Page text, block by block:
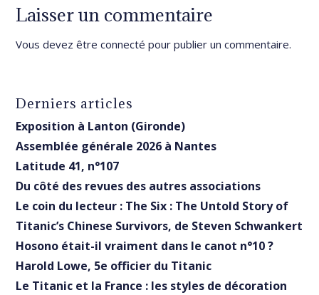
Laisser un commentaire
Vous devez êtreconnecté pour publier un commentaire.
Derniers articles
Exposition à Lanton (Gironde)
Assemblée générale 2026 à Nantes
Latitude 41, n°107
Du côté des revues des autres associations
Le coin du lecteur : The Six : The Untold Story of
Titanic’s Chinese Survivors, de Steven Schwankert
Hosono était-il vraiment dans le canot n°10 ?
Harold Lowe, 5e officier du Titanic
Le Titanic et la France : les styles de décoration